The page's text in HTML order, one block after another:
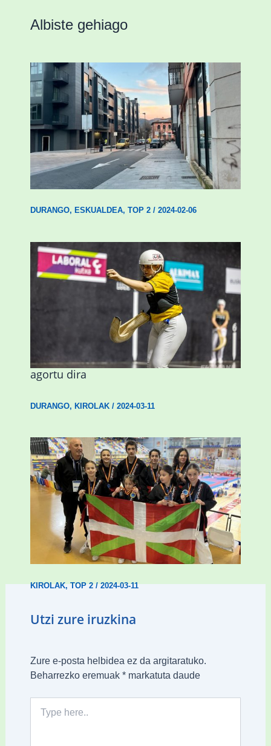
Albiste gehiago
Udal etxebizitza tasatuei buruzko lehen
ordenantza izango du Durangok
DURANGO, ESKUALDEA, TOP 2/ 2024-02-06
Astelehenean Durangon jokatuko den
emakumezkoen zesta finaleko sarrerak
agortu dira
DURANGO, KIROLAK/ 2024-03-11
Wadokan garaile Espainiako txapelketan
14 dominarekin
KIROLAK,TOP 2/2024-03-11
Utzi zure iruzkina
Zure e-posta helbidea ez da argitaratuko.
Beharrezko eremuak *markatuta daude
here..